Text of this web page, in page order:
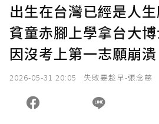
出生在台灣已經是人
貧童赤腳上學拿台大
因沒考上第一志願崩潰
2026-05-31 20:05 失敗要趁早-張念慈